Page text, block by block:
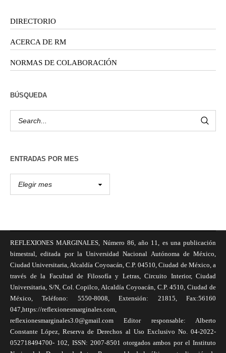
DIRECTORIO
ACERCA DE RM
NORMAS DE COLABORACIÓN
BÚSQUEDA
ENTRADAS POR MES
REFLEXIONES MARGINALES, Número 86, año 11, es una publicación
bimestral, editada por la Universidad Nacional Autónoma de México,
Ciudad Universitaria, Alcaldía Coyoacán, C.P. 04510, Ciudad de México, a
través de la Facultad de Filosofía y Letras, Circuito Interior, Ciudad
Universitaria, S/N, Col. Copilco, Alcaldía Coyoacán, C.P. 4510, Ciudad de
México, Teléfono: 5550-8008, Extensión: 21815, Fax:56160
047,https://reflexionesmarginales.com,
reflexionesmarginales3.0@gmail.com Editor responsable: Alberto
Constante López, Reserva de Derechos al Uso Exclusivo No. 04-2022-
052718494700- 102, ISSN: 2007-8501 otorgados ambos por el Instituto